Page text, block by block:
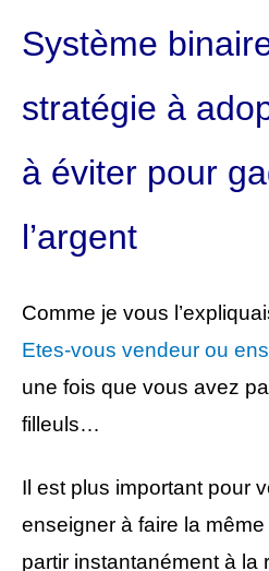
Système
stratégie à
à éviter pour
l’argent
Comme je vous
Etes-vous vendeur ou
une fois que vous avez
filleuls…
Il est plus important pour
enseigner à faire la
partir instantanément à la